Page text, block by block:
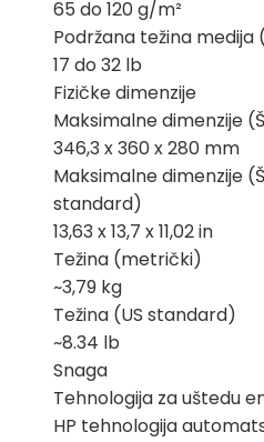
65 do 120 g/m²
Podržana težina medija
17 do 32 lb
Fizičke dimenzije
Maksimalne dimenzije
346,3 x 360 x 280 mm
Maksimalne dimenzije
standard)
13,63 x 13,7 x 11,02 in
Težina (metrički)
~3,79 kg
Težina (US standard)
~8.34 lb
Snaga
Tehnologija za uštedu
HP tehnologija